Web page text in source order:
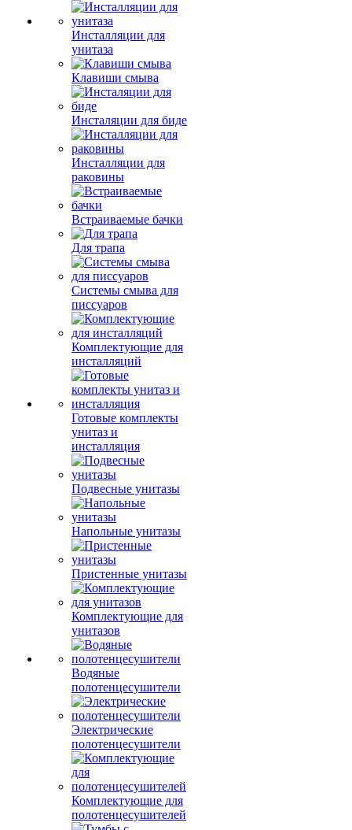
Инсталляции для
унитаза
Клавиши смыва
Инсталяции для биде
Инсталляции для
раковины
Встраиваемые бачки
Для трапа
Системы смыва для
писсуаров
Комплектующие для
инсталляций
Готовые комплекты
унитаз и
инсталляция
Подвесные унитазы
Напольные унитазы
Пристенные унитазы
Комплектующие для
унитазов
Водяные
полотенцесушители
Электрические
полотенцесушители
Комплектующие для
полотенцесушителей